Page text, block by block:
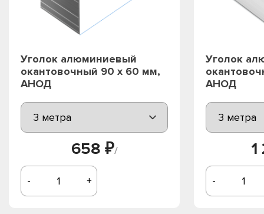
Уголок алюминиевый
окантовочный 90 х 60 мм,
АНОД
658 ₽/
- +
Уголок
АНОД
1
-